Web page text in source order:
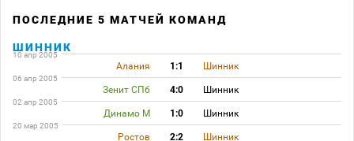
ПОСЛЕДНИЕ 5 МАТЧЕЙ КОМАНД
ШИННИК
10 апр 2005
Алания 1:1 Шинник
06 апр 2005
Зенит СПб 4:0 Шинник
02 апр 2005
Динамо М 1:0 Шинник
20 мар 2005
Ростов 2:2 Шинник